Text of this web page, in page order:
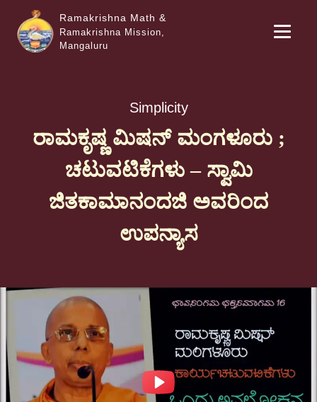
Ramakrishna Math &
Ramakrishna Mission,
Mangaluru
Simplicity
ರಾಮಕೃಷ್ಣ ಮಿಷನ್ ಮಂಗಳೂರು ;
ಚಟುವಟಿಕೆಗಳು – ಸ್ವಾಮಿ
ಜಿತಕಾಮಾನಂದಜಿ ಅವರಿಂದ
ಉಪನ್ಯಾಸ